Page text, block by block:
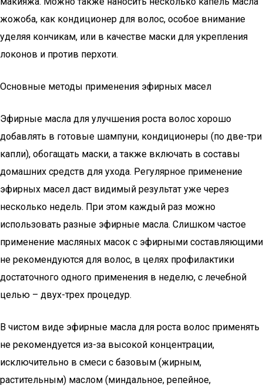
жожоба, как кондиционер для волос, особое внимание
уделяя кончикам, или в качестве маски для укрепления
локонов и против перхоти.
Основные методы применения эфирных масел
Эфирные масла для улучшения роста волос хорошо
добавлять в готовые шампуни, кондиционеры (по две-три
капли), обогащать маски, а также включать в составы
домашних средств для ухода. Регулярное применение
эфирных масел даст видимый результат уже через
несколько недель. При этом каждый раз можно
использовать разные эфирные масла. Слишком частое
применение масляных масок с эфирными составляющими
не рекомендуются для волос, в целях профилактики
достаточного одного применения в неделю, с лечебной
целью – двух-трех процедур.
В чистом виде эфирные масла для роста волос применять
не рекомендуется из-за высокой концентрации,
исключительно в смеси с базовым (жирным,
растительным) маслом (миндальное, репейное,